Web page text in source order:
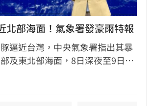
北部海面！氣象署發豪雨特報
逼近台灣，中央氣象署指出其暴
及東北部海面，8日深夜至9日白
時刻。受外圍環流影響，中北部